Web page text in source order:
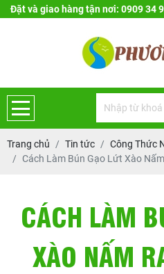
Đặt và giao hàng tận nơi: 0909 34
Trang chủ Tin tức
Công Thức
Cách Làm Bún Gạo Lứt Xào
CÁCH LÀM
XÀO NẤM